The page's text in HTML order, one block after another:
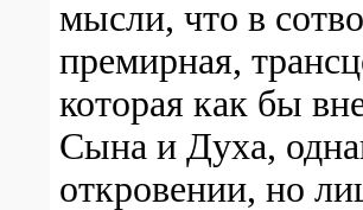
мысли, что в
премирная,
которая как бы
Сына и Духа,
откровении, но